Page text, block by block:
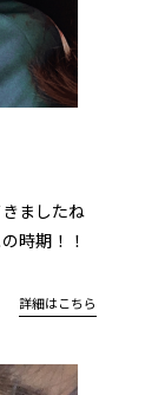
ましたね
時期！！
詳細はこちら